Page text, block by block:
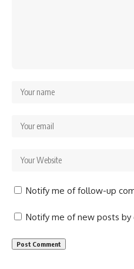
Notify me of follow-up
Notify me of new posts by